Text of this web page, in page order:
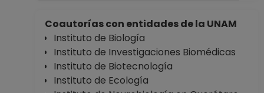
Coautorías con entidades de la UNAM
Instituto de Biología
Instituto de Investigaciones Biomédicas
Instituto de Biotecnología
Instituto de Ecología